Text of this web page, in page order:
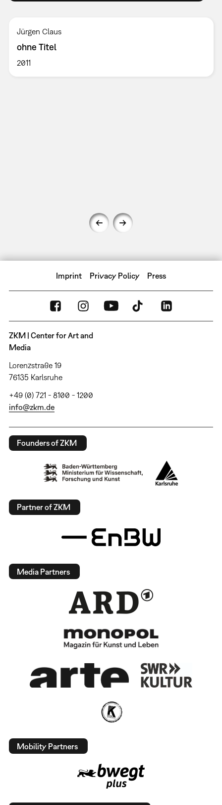
Jürgen Claus
ohne Titel
2011
Imprint Privacy Policy Press
ZKM | Center for Art and
Media
Lorenzstraße 19
76135 Karlsruhe
+49 (0) 721 - 8100 - 1200
info@zkm.de
Founders of ZKM
Partner of ZKM
Media Partners
Mobility Partners